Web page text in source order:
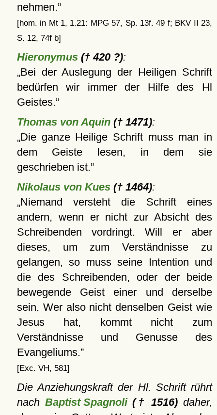
nehmen.
[hom. in Mt 1, 1.21: MPG 57, Sp. 13f. 49 f; BKV II 23,
S. 12, 74f b]
Hieronymus(† 420 ?):
Bei der Auslegung der Heiligen Schrift
bedürfen wir immer der Hilfe des Hl
Geistes.
Thomas von Aquin(† 1471):
Die ganze Heilige Schrift muss man in
dem Geiste lesen, in dem sie
geschrieben ist.
Nikolaus von Kues(† 1464):
Niemand versteht die Schrift eines
andern, wenn er nicht zur Absicht des
Schreibenden vordringt. Will er aber
dieses, um zum Verständnisse zu
gelangen, so muss seine Intention und
die des Schreibenden, oder der beide
bewegende Geist einer und derselbe
sein. Wer also nicht denselben Geist wie
Jesus hat, kommt nicht zum
Verständnisse und Genusse des
Evangeliums.
[Exc. VH, 581]
Die Anziehungskraft der Hl. Schrift rührt
nach Baptist Spagnoli(† 1516) daher,